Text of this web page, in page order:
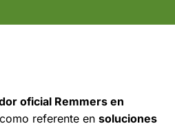
oficial Remmers en
referente en soluciones